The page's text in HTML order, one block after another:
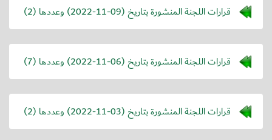
قرارات اللجنة المنشورة بتاريخ (2022-11-09) وعددها (2)
قرارات اللجنة المنشورة بتاريخ (2022-11-06) وعددها (7)
قرارات اللجنة المنشورة بتاريخ (2022-11-03) وعددها (2)